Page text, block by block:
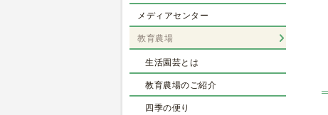
メディアセンター
教育農場
生活園芸とは
教育農場のご紹介
四季の便り